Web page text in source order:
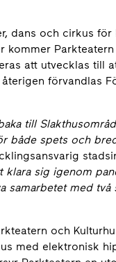
dans och cirkus
kommer
att utvecklas till
förvandlas
till
både spets och
sig igenom
samarbetet med två
och
med elektronisk